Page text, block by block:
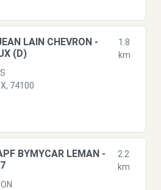
LAIN CHEVRON -
(D)
1.8
km
74100
BYMYCAR LEMAN -
2.2
km